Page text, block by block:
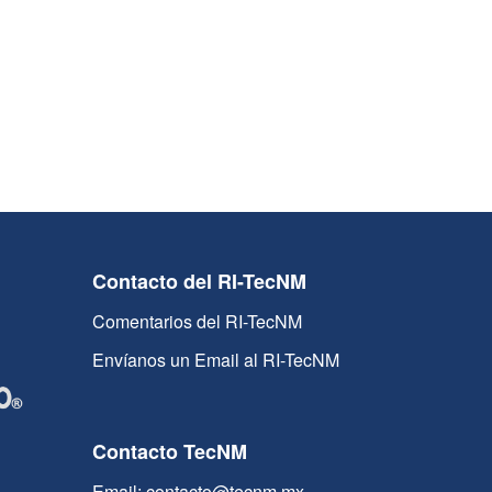
Contacto del RI-TecNM
Comentarios del RI-TecNM
Envíanos un Email al RI-TecNM
Contacto TecNM